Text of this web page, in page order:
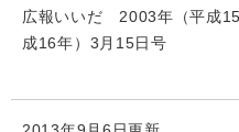
広報いいだ 2003年（平成
成16年）3月15日号